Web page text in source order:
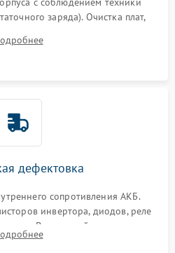
заряда). Очистка плат,
перегрева и замыканий.
дефектовка
сопротивления АКБ.
инвертора, диодов, реле
Визуальный поиск вздутых
на печатной плате.